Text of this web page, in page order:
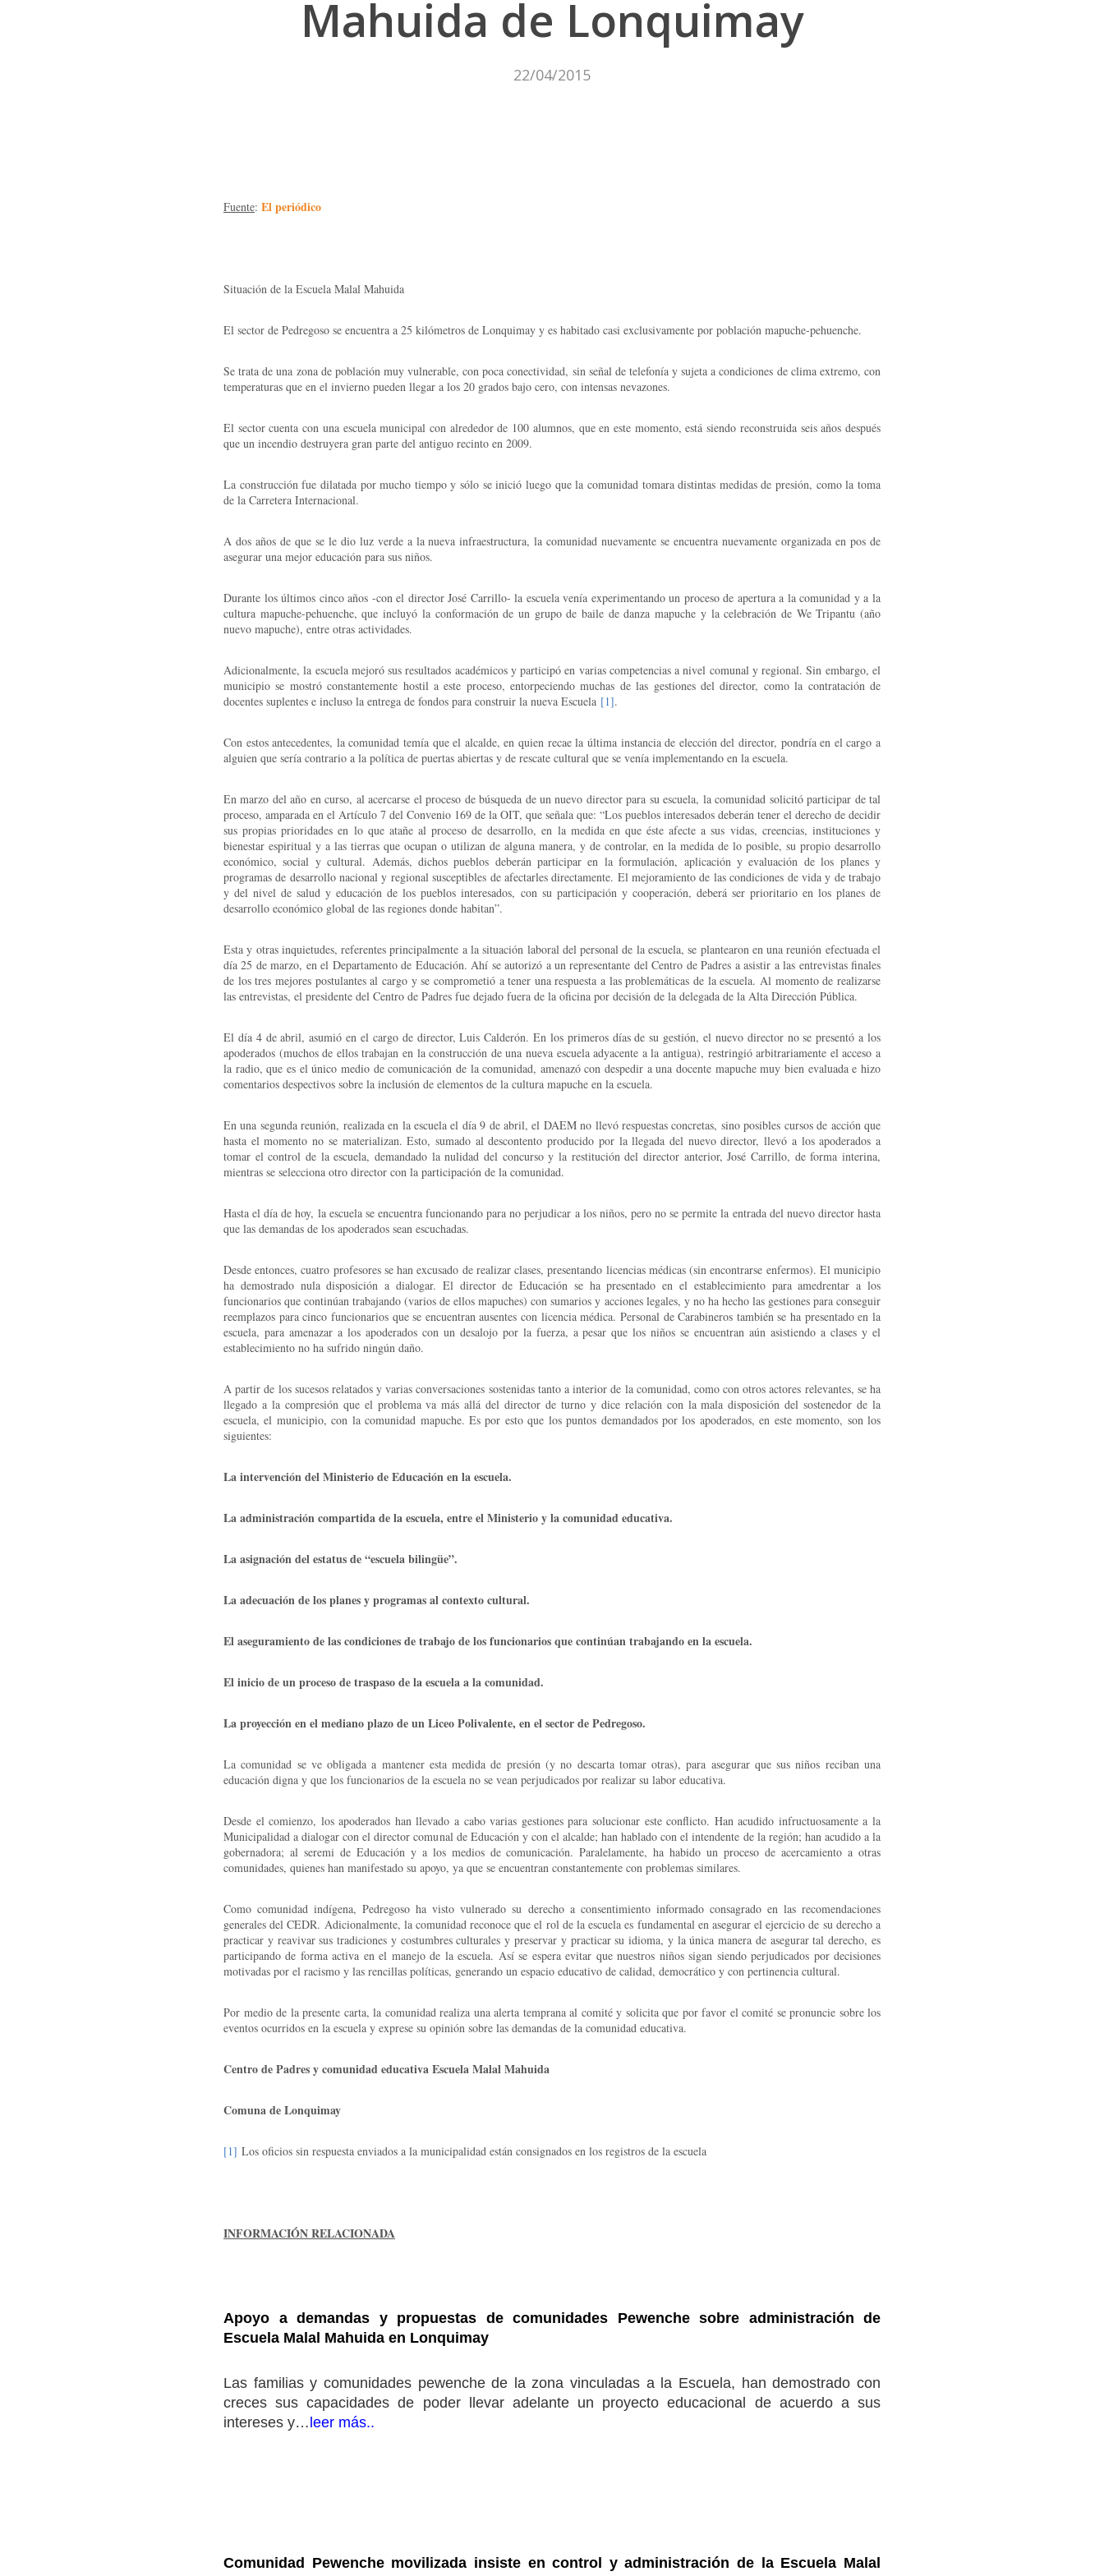
Hit enter to search or ESC to close
Mahuida de Lonquimay
22/04/2015
Fuente: El periódico
Situación de la Escuela Malal Mahuida
El sector de Pedregoso se encuentra a 25 kilómetros de Lonquimay y es habitado casi exclusivamente por población mapuche-pehuenche.
Se trata de una zona de población muy vulnerable, con poca conectividad, sin señal de telefonía y sujeta a condiciones de clima extremo, con
temperaturas que en el invierno pueden llegar a los 20 grados bajo cero, con intensas nevazones.
El sector cuenta con una escuela municipal con alrededor de 100 alumnos, que en este momento, está siendo reconstruida seis años después
que un incendio destruyera gran parte del antiguo recinto en 2009.
La construcción fue dilatada por mucho tiempo y sólo se inició luego que la comunidad tomara distintas medidas de presión, como la toma
de la Carretera Internacional.
A dos años de que se le dio luz verde a la nueva infraestructura, la comunidad nuevamente se encuentra nuevamente organizada en pos de
asegurar una mejor educación para sus niños.
Durante los últimos cinco años -con el director José Carrillo- la escuela venía experimentando un proceso de apertura a la comunidad y a la
cultura mapuche-pehuenche, que incluyó la conformación de un grupo de baile de danza mapuche y la celebración de We Tripantu (año
nuevo mapuche), entre otras actividades.
Adicionalmente, la escuela mejoró sus resultados académicos y participó en varias competencias a nivel comunal y regional. Sin embargo, el
municipio se mostró constantemente hostil a este proceso, entorpeciendo muchas de las gestiones del director, como la contratación de
docentes suplentes e incluso la entrega de fondos para construir la nueva Escuela [1].
Con estos antecedentes, la comunidad temía que el alcalde, en quien recae la última instancia de elección del director, pondría en el cargo a
alguien que sería contrario a la política de puertas abiertas y de rescate cultural que se venía implementando en la escuela.
En marzo del año en curso, al acercarse el proceso de búsqueda de un nuevo director para su escuela, la comunidad solicitó participar de tal
proceso, amparada en el Artículo 7 del Convenio 169 de la OIT, que señala que: “Los pueblos interesados deberán tener el derecho de decidir
sus propias prioridades en lo que atañe al proceso de desarrollo, en la medida en que éste afecte a sus vidas, creencias, instituciones y
bienestar espiritual y a las tierras que ocupan o utilizan de alguna manera, y de controlar, en la medida de lo posible, su propio desarrollo
económico, social y cultural. Además, dichos pueblos deberán participar en la formulación, aplicación y evaluación de los planes y
programas de desarrollo nacional y regional susceptibles de afectarles directamente. El mejoramiento de las condiciones de vida y de trabajo
y del nivel de salud y educación de los pueblos interesados, con su participación y cooperación, deberá ser prioritario en los planes de
desarrollo económico global de las regiones donde habitan”.
Esta y otras inquietudes, referentes principalmente a la situación laboral del personal de la escuela, se plantearon en una reunión efectuada el
día 25 de marzo, en el Departamento de Educación. Ahí se autorizó a un representante del Centro de Padres a asistir a las entrevistas finales
de los tres mejores postulantes al cargo y se comprometió a tener una respuesta a las problemáticas de la escuela. Al momento de realizarse
las entrevistas, el presidente del Centro de Padres fue dejado fuera de la oficina por decisión de la delegada de la Alta Dirección Pública.
El día 4 de abril, asumió en el cargo de director, Luis Calderón. En los primeros días de su gestión, el nuevo director no se presentó a los
apoderados (muchos de ellos trabajan en la construcción de una nueva escuela adyacente a la antigua), restringió arbitrariamente el acceso a
la radio, que es el único medio de comunicación de la comunidad, amenazó con despedir a una docente mapuche muy bien evaluada e hizo
comentarios despectivos sobre la inclusión de elementos de la cultura mapuche en la escuela.
En una segunda reunión, realizada en la escuela el día 9 de abril, el DAEM no llevó respuestas concretas, sino posibles cursos de acción que
hasta el momento no se materializan. Esto, sumado al descontento producido por la llegada del nuevo director, llevó a los apoderados a
tomar el control de la escuela, demandado la nulidad del concurso y la restitución del director anterior, José Carrillo, de forma interina,
mientras se selecciona otro director con la participación de la comunidad.
Hasta el día de hoy, la escuela se encuentra funcionando para no perjudicar a los niños, pero no se permite la entrada del nuevo director hasta
que las demandas de los apoderados sean escuchadas.
Desde entonces, cuatro profesores se han excusado de realizar clases, presentando licencias médicas (sin encontrarse enfermos). El municipio
ha demostrado nula disposición a dialogar. El director de Educación se ha presentado en el establecimiento para amedrentar a los
funcionarios que continúan trabajando (varios de ellos mapuches) con sumarios y acciones legales, y no ha hecho las gestiones para conseguir
reemplazos para cinco funcionarios que se encuentran ausentes con licencia médica. Personal de Carabineros también se ha presentado en la
escuela, para amenazar a los apoderados con un desalojo por la fuerza, a pesar que los niños se encuentran aún asistiendo a clases y el
establecimiento no ha sufrido ningún daño.
A partir de los sucesos relatados y varias conversaciones sostenidas tanto a interior de la comunidad, como con otros actores relevantes, se ha
llegado a la compresión que el problema va más allá del director de turno y dice relación con la mala disposición del sostenedor de la
escuela, el municipio, con la comunidad mapuche. Es por esto que los puntos demandados por los apoderados, en este momento, son los
siguientes:
La intervención del Ministerio de Educación en la escuela.
La administración compartida de la escuela, entre el Ministerio y la comunidad educativa.
La asignación del estatus de “escuela bilingüe”.
La adecuación de los planes y programas al contexto cultural.
El aseguramiento de las condiciones de trabajo de los funcionarios que continúan trabajando en la escuela.
El inicio de un proceso de traspaso de la escuela a la comunidad.
La proyección en el mediano plazo de un Liceo Polivalente, en el sector de Pedregoso.
La comunidad se ve obligada a mantener esta medida de presión (y no descarta tomar otras), para asegurar que sus niños reciban una
educación digna y que los funcionarios de la escuela no se vean perjudicados por realizar su labor educativa.
Desde el comienzo, los apoderados han llevado a cabo varias gestiones para solucionar este conflicto. Han acudido infructuosamente a la
Municipalidad a dialogar con el director comunal de Educación y con el alcalde; han hablado con el intendente de la región; han acudido a la
gobernadora; al seremi de Educación y a los medios de comunicación. Paralelamente, ha habido un proceso de acercamiento a otras
comunidades, quienes han manifestado su apoyo, ya que se encuentran constantemente con problemas similares.
Como comunidad indígena, Pedregoso ha visto vulnerado su derecho a consentimiento informado consagrado en las recomendaciones
generales del CEDR. Adicionalmente, la comunidad reconoce que el rol de la escuela es fundamental en asegurar el ejercicio de su derecho a
practicar y reavivar sus tradiciones y costumbres culturales y preservar y practicar su idioma, y la única manera de asegurar tal derecho, es
participando de forma activa en el manejo de la escuela. Así se espera evitar que nuestros niños sigan siendo perjudicados por decisiones
motivadas por el racismo y las rencillas políticas, generando un espacio educativo de calidad, democrático y con pertinencia cultural.
Por medio de la presente carta, la comunidad realiza una alerta temprana al comité y solicita que por favor el comité se pronuncie sobre los
eventos ocurridos en la escuela y exprese su opinión sobre las demandas de la comunidad educativa.
Centro de Padres y comunidad educativa Escuela Malal Mahuida
Comuna de Lonquimay
[1] Los oficios sin respuesta enviados a la municipalidad están consignados en los registros de la escuela
INFORMACIÓN RELACIONADA
Apoyo a demandas y propuestas de comunidades Pewenche sobre administración de
Escuela Malal Mahuida en Lonquimay
Las familias y comunidades pewenche de la zona vinculadas a la Escuela, han demostrado con
creces sus capacidades de poder llevar adelante un proyecto educacional de acuerdo a sus
intereses y… leer más..
Comunidad Pewenche movilizada insiste en control y administración de la Escuela Malal